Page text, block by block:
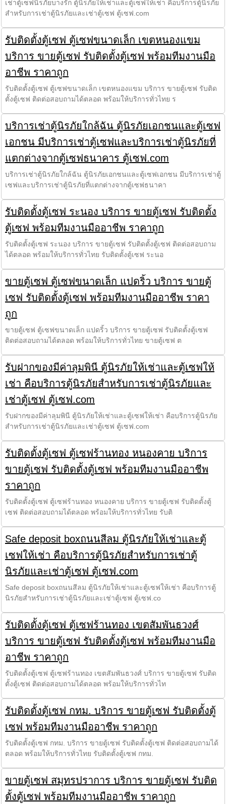
เช่าตู้เซฟนิรภัยบางรัก ตู้นิรภัยให้เช่าและตู้เซฟให้เช่า คือบริการตู้นิรภัย
สำหรับการเช่าตู้นิรภัยและเช่าตู้เซฟ ตู้เซฟ.com
รับติดตั้งตู้เซฟ ตู้เซฟขนาดเล็ก เขตหนองแขม
บริการ ขายตู้เซฟ รับติดตั้งตู้เซฟ พร้อมทีมงานมือ
อาชีพ ราคาถูก
รับติดตั้งตู้เซฟ ตู้เซฟขนาดเล็ก เขตหนองแขม บริการ ขายตู้เซฟ รับติด
ตั้งตู้เซฟ ติดต่อสอบถามได้ตลอด พร้อมให้บริการทั่วไทย ร
บริการเช่าตู้นิรภัยใกล้ฉัน ตู้นิรภัยเอกชนและตู้เซฟ
เอกชน มีบริการเช่าตู้เซฟและบริการเช่าตู้นิรภัยที่
แตกต่างจากตู้เซฟธนาคาร ตู้เซฟ.com
บริการเช่าตู้นิรภัยใกล้ฉัน ตู้นิรภัยเอกชนและตู้เซฟเอกชน มีบริการเช่าตู้
เซฟและบริการเช่าตู้นิรภัยที่แตกต่างจากตู้เซฟธนาคา
รับติดตั้งตู้เซฟ ระนอง บริการ ขายตู้เซฟ รับติดตั้ง
ตู้เซฟ พร้อมทีมงานมืออาชีพ ราคาถูก
รับติดตั้งตู้เซฟ ระนอง บริการ ขายตู้เซฟ รับติดตั้งตู้เซฟ ติดต่อสอบถาม
ได้ตลอด พร้อมให้บริการทั่วไทย รับติดตั้งตู้เซฟ ระนอ
ขายตู้เซฟ ตู้เซฟขนาดเล็ก แปดริ้ว บริการ ขายตู้
เซฟ รับติดตั้งตู้เซฟ พร้อมทีมงานมืออาชีพ ราคา
ถูก
ขายตู้เซฟ ตู้เซฟขนาดเล็ก แปดริ้ว บริการ ขายตู้เซฟ รับติดตั้งตู้เซฟ
ติดต่อสอบถามได้ตลอด พร้อมให้บริการทั่วไทย ขายตู้เซฟ ต
รับฝากของมีค่าลุมพินี ตู้นิรภัยให้เช่าและตู้เซฟให้
เช่า คือบริการตู้นิรภัยสำหรับการเช่าตู้นิรภัยและ
เช่าตู้เซฟ ตู้เซฟ.com
รับฝากของมีค่าลุมพินี ตู้นิรภัยให้เช่าและตู้เซฟให้เช่า คือบริการตู้นิรภัย
สำหรับการเช่าตู้นิรภัยและเช่าตู้เซฟ ตู้เซฟ.com
รับติดตั้งตู้เซฟ ตู้เซฟร้านทอง หนองคาย บริการ
ขายตู้เซฟ รับติดตั้งตู้เซฟ พร้อมทีมงานมืออาชีพ
ราคาถูก
รับติดตั้งตู้เซฟ ตู้เซฟร้านทอง หนองคาย บริการ ขายตู้เซฟ รับติดตั้งตู้
เซฟ ติดต่อสอบถามได้ตลอด พร้อมให้บริการทั่วไทย รับติ
Safe deposit boxถนนสีลม ตู้นิรภัยให้เช่าและตู้
เซฟให้เช่า คือบริการตู้นิรภัยสำหรับการเช่าตู้
นิรภัยและเช่าตู้เซฟ ตู้เซฟ.com
Safe deposit boxถนนสีลม ตู้นิรภัยให้เช่าและตู้เซฟให้เช่า คือบริการตู้
นิรภัยสำหรับการเช่าตู้นิรภัยและเช่าตู้เซฟ ตู้เซฟ.co
รับติดตั้งตู้เซฟ ตู้เซฟร้านทอง เขตสัมพันธวงศ์
บริการ ขายตู้เซฟ รับติดตั้งตู้เซฟ พร้อมทีมงานมือ
อาชีพ ราคาถูก
รับติดตั้งตู้เซฟ ตู้เซฟร้านทอง เขตสัมพันธวงศ์ บริการ ขายตู้เซฟ รับติด
ตั้งตู้เซฟ ติดต่อสอบถามได้ตลอด พร้อมให้บริการทั่วไท
รับติดตั้งตู้เซฟ กทม. บริการ ขายตู้เซฟ รับติดตั้งตู้
เซฟ พร้อมทีมงานมืออาชีพ ราคาถูก
รับติดตั้งตู้เซฟ กทม. บริการ ขายตู้เซฟ รับติดตั้งตู้เซฟ ติดต่อสอบถามได้
ตลอด พร้อมให้บริการทั่วไทย รับติดตั้งตู้เซฟ กทม.
ขายตู้เซฟ สมุทรปราการ บริการ ขายตู้เซฟ รับติด
ตั้งตู้เซฟ พร้อมทีมงานมืออาชีพ ราคาถูก